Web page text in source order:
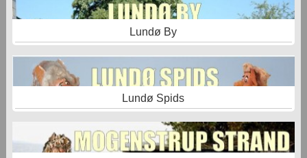
Lundø By
Lundø Spids